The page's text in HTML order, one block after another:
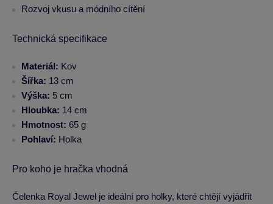
Rozvoj vkusu a módního cítění
Technická specifikace
Materiál: Kov
Šířka: 13 cm
Výška: 5 cm
Hloubka: 14 cm
Hmotnost: 65 g
Pohlaví: Holka
Pro koho je hračka vhodná
Čelenka Royal Jewel je ideální pro holky, které chtějí vyjádřit